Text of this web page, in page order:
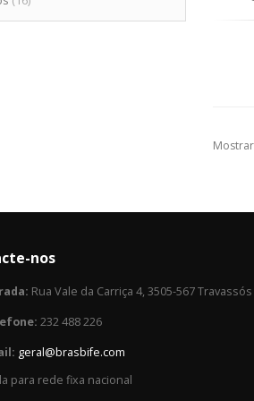
nos
Rua Vale da Carriça 4, 3505-567
232 488 226
geral@brasbife.com
para rede fixa nacional